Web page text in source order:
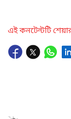
এই কনটেন্টটি